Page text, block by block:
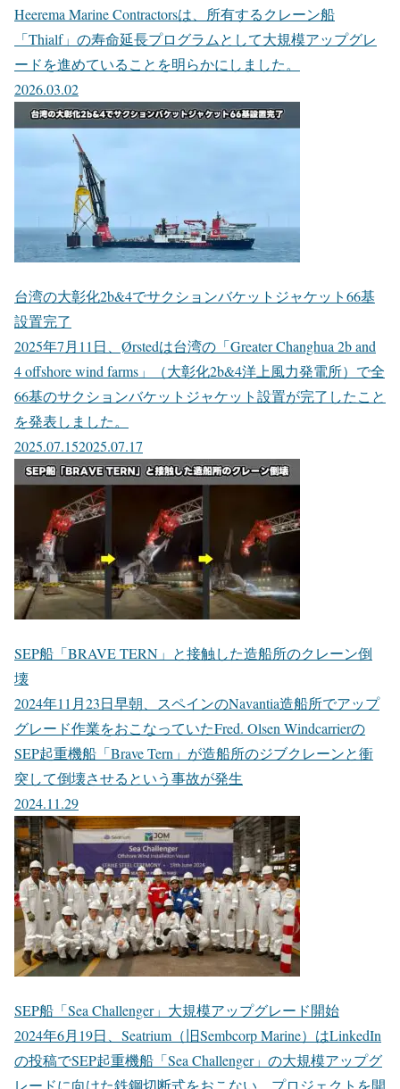
Heerema Marine Contractorsは、所有するクレーン船
「Thialf」の寿命延長プログラムとして大規模アップグレ
ードを進めていることを明らかにしました。
2026.03.02
台湾の大彰化2b&4でサクションバケットジャケット66基
設置完了
2025年7月11日、Ørstedは台湾の「Greater Changhua 2b and
4 offshore wind farms」（大彰化2b&4洋上風力発電所）で全
66基のサクションバケットジャケット設置が完了したこと
を発表しました。
2025.07.152025.07.17
SEP船「BRAVE TERN」と接触した造船所のクレーン倒
壊
2024年11月23日早朝、スペインのNavantia造船所でアップ
グレード作業をおこなっていたFred. Olsen Windcarrierの
SEP起重機船「Brave Tern」が造船所のジブクレーンと衝
突して倒壊させるという事故が発生
2024.11.29
SEP船「Sea Challenger」大規模アップグレード開始
2024年6月19日、Seatrium（旧Sembcorp Marine）はLinkedIn
の投稿でSEP起重機船「Sea Challenger」の大規模アップグ